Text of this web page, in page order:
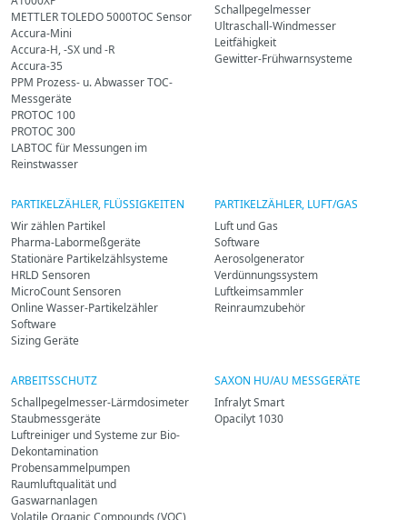
METTLER TOLEDO 5000TOC Sensor
Accura-Mini
Accura-H, -SX und -R
Accura-35
PPM Prozess- u. Abwasser TOC-
Messgeräte
PROTOC 100
PROTOC 300
LABTOC für Messungen im
Reinstwasser
Schallpegelmesser
Ultraschall-Windmesser
Leitfähigkeit
Gewitter-Frühwarnsysteme
PARTIKELZÄHLER, FLÜSSIGKEITEN
Wir zählen Partikel
Pharma-Labormeßgeräte
Stationäre Partikelzählsysteme
HRLD Sensoren
MicroCount Sensoren
Online Wasser-Partikelzähler
Software
Sizing Geräte
PARTIKELZÄHLER, LUFT/GAS
Luft und Gas
Software
Aerosolgenerator
Verdünnungssystem
Luftkeimsammler
Reinraumzubehör
ARBEITSSCHUTZ
Schallpegelmesser-Lärmdosimeter
Staubmessgeräte
Luftreiniger und Systeme zur Bio-
Dekontamination
Probensammelpumpen
Raumluftqualität und
Gaswarnanlagen
SAXON HU/AU MESSGERÄTE
Infralyt Smart
Opacilyt 1030